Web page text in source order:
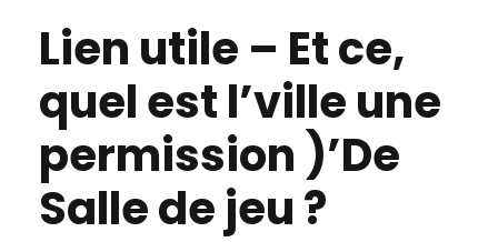
Lien utile – Et ce,
quel est l’ville une
permission )’De
Salle de jeu ?